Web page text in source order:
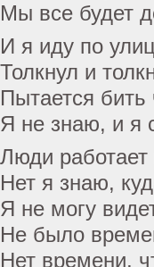
Мы все будет
И я иду по
Толкнул и
Пытается
Я не знаю, и я
Люди работает
Нет я знаю,
Я не могу
Не было
Нет времени,